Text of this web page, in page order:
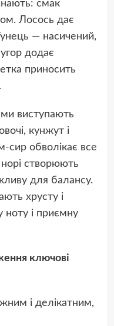
смак
Лосось дає
— насичений,
додає
приносить
виступають
кунжут і
сир обволікає все
створюють
для балансу.
хрусту і
ноту і приємну
ключові
і делікатним,